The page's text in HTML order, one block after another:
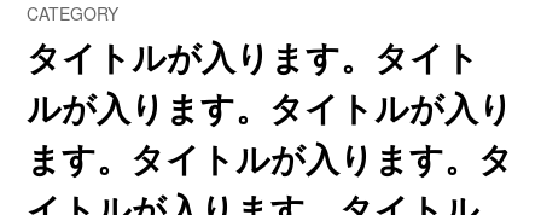
CATEGORY
タイトルが入ります。タイト
ルが入ります。タイトルが入り
ます。タイトルが入ります。タ